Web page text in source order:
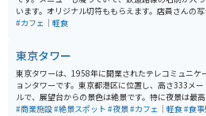
います。オリジナル切符ももらえます。店員さんの
撮影禁止でしたが、店内の風景は撮影可能です。店内
#カフェ｜軽食
東京タワー
東京タワーは、1958年に開業されたテレコミュニケ
ョンタワーです。東京都港区に位置し、高さ333メー
ルで、展望台からの景色は絶景です。特に夜景は最
す。近くにはカフェや軽食のできる場所もあり、一日
#商業施設#絶景スポット #夜景#カフェ｜軽食#食事